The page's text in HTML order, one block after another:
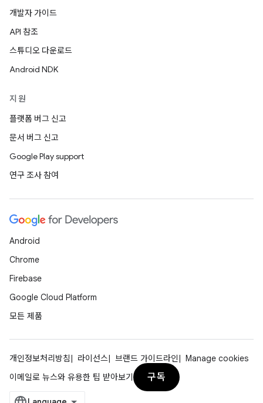
개발자 가이드
API 참조
스튜디오 다운로드
Android NDK
지원
플랫폼 버그 신고
문서 버그 신고
Google Play support
연구 조사 참여
Android
Chrome
Firebase
Google Cloud Platform
모든 제품
개인정보처리방침 라이선스 브랜드 가이드라인
Manage cookies
이메일로 뉴스와 유용한 팁 받아보기
구독